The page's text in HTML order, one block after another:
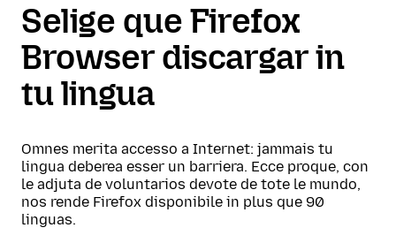
Selige que Firefox
Browser discargar in
tu lingua
Omnes merita accesso a Internet: jammais tu
lingua deberea esser un barriera. Ecce proque, con
le adjuta de voluntarios devote de tote le mundo,
nos rende Firefox disponibile in plus que 90
linguas.